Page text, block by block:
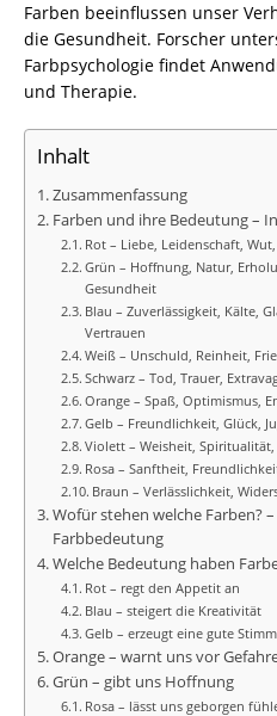
Farben beeinflussen unser
die Gesundheit. Forscher
Farbpsychologie findet
und Therapie.
Inhalt
Zusammenfassung
Farben und ihre Bedeutung –
Rot – Liebe, Leidenschaft,
Grün – Hoffnung, Natur,
Gesundheit
Blau – Zuverlässigkeit, Kälte,
Vertrauen
Weiß – Unschuld, Reinheit,
Schwarz – Tod, Trauer,
Orange – Spaß, Optimismus,
Gelb – Freundlichkeit, Glück,
Violett – Weisheit, Spiritualität,
Rosa – Sanftheit,
Braun – Verlässlichkeit,
Wofür stehen welche Farben?
Farbbedeutung
Welche Bedeutung haben
Rot – regt den Appetit an
Blau – steigert die Kreativität
Gelb – erzeugt eine gute
Orange – warnt uns vor
Grün – gibt uns Hoffnung
Rosa – lässt uns geborgen